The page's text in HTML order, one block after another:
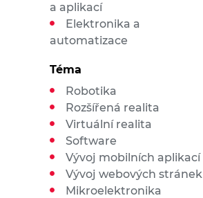
a aplikací
Elektronika a
automatizace
Téma
Robotika
Rozšířená realita
Virtuální realita
Software
Vývoj mobilních aplikací
Vývoj webových stránek
Mikroelektronika